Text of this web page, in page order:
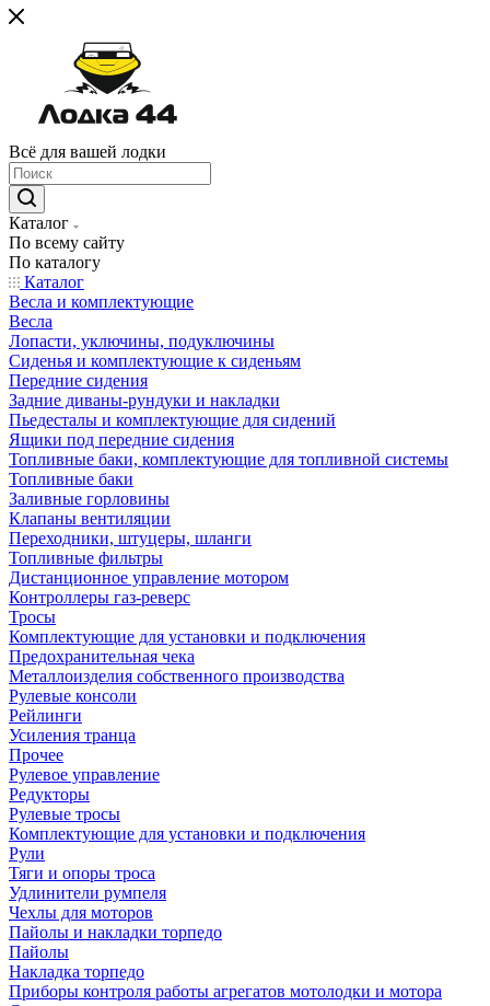
Всё для вашей лодки
Каталог
По всему сайту
По каталогу
Каталог
Весла и комплектующие
Весла
Лопасти, уключины, подуключины
Сиденья и комплектующие к сиденьям
Передние сидения
Задние диваны-рундуки и накладки
Пьедесталы и комплектующие для сидений
Ящики под передние сидения
Топливные баки, комплектующие для топливной системы
Топливные баки
Заливные горловины
Клапаны вентиляции
Переходники, штуцеры, шланги
Топливные фильтры
Дистанционное управление мотором
Контроллеры газ-реверс
Тросы
Комплектующие для установки и подключения
Предохранительная чека
Металлоизделия собственного производства
Рулевые консоли
Рейлинги
Усиления транца
Прочее
Рулевое управление
Редукторы
Рулевые тросы
Комплектующие для установки и подключения
Рули
Тяги и опоры троса
Удлинители румпеля
Чехлы для моторов
Пайолы и накладки торпедо
Пайолы
Накладка торпедо
Приборы контроля работы агрегатов мотолодки и мотора